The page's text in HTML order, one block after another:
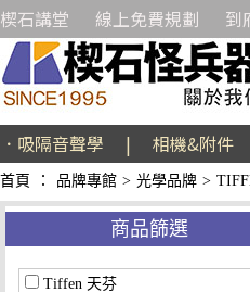
楔石講堂 線上免費規劃 到
．吸隔音聲學 | 相機&附件
首頁 ： 品牌專館 > 光學品牌 >
商品篩選
Tiffen 天芬